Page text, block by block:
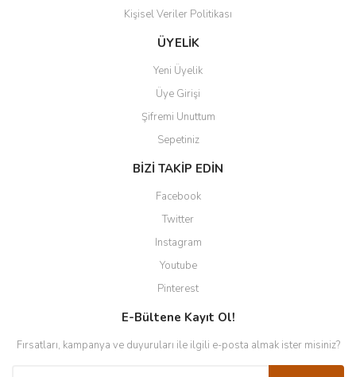
Kişisel Veriler Politikası
ÜYELİK
Yeni Üyelik
Üye Girişi
Şifremi Unuttum
Sepetiniz
BİZİ TAKİP EDİN
Facebook
Twitter
Instagram
Youtube
Pinterest
E-Bültene Kayıt Ol!
Fırsatları, kampanya ve duyuruları ile ilgili e-posta almak ister misiniz?